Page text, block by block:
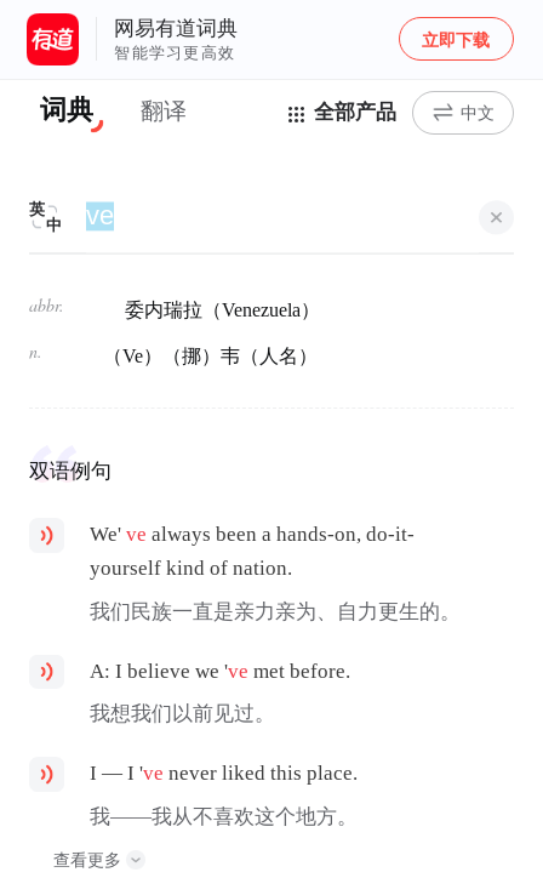
网易有道词典
智能学习更高效
立即下载
词典 翻译 全部产品 中文
英
中
abbr. 委内瑞拉（Venezuela）
n. （Ve）（挪）韦（人名）
双语例句
We've always been a hands-on, do-it-
yourself kind of nation.
我们民族一直是亲力亲为、自力更生的。
A: I believe we 've met before.
我想我们以前见过。
I — I 've never liked this place.
我——我从不喜欢这个地方。
查看更多